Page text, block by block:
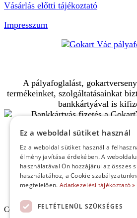
Vásárlás előtti tájékoztató
Impresszum
A pályafoglalást,
termékeinket, szolgáltatásainkat
bankkártyával is
Copyright © 2026 Minden jog fenntartva!
Ez a weboldal sütiket használ
Ez a weboldal sütiket használ a
élmény javítása érdekében. A
használatával Ön hozzájárul az összes
használatához, a Cookie
megfelelően. Adatkezelési tájékoztató »
FELTÉTLENÜL SZÜKSÉGES